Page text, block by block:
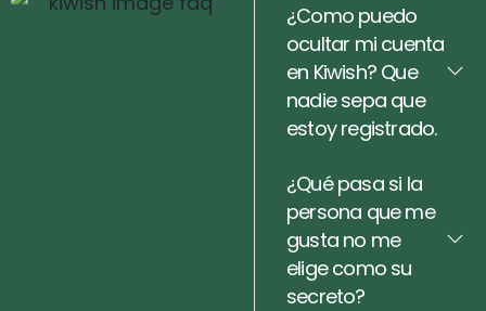
¿Como puedo
ocultar mi cuenta
en Kiwish? Que
nadie sepa que
estoy registrado.
¿Qué pasa si la
persona que me
gusta no me
elige como su
secreto?